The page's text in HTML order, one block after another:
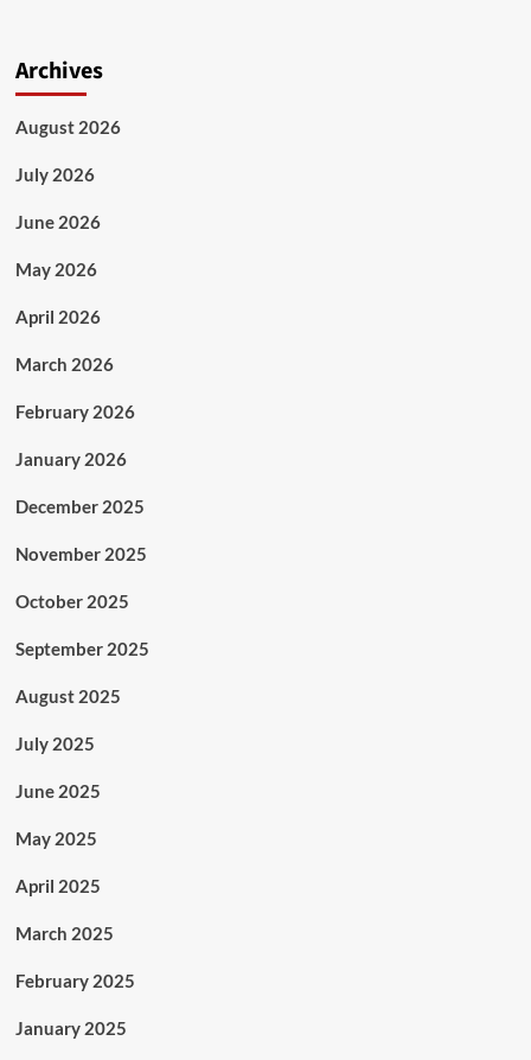
Archives
August 2026
July 2026
June 2026
May 2026
April 2026
March 2026
February 2026
January 2026
December 2025
November 2025
October 2025
September 2025
August 2025
July 2025
June 2025
May 2025
April 2025
March 2025
February 2025
January 2025